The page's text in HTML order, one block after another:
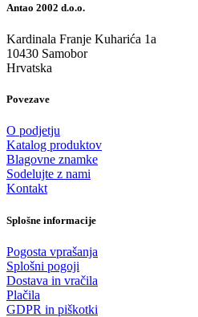
Antao 2002 d.o.o.
Kardinala Franje Kuharića 1a
10430 Samobor
Hrvatska
Povezave
O podjetju
Katalog produktov
Blagovne znamke
Sodelujte z nami
Kontakt
Splošne informacije
Pogosta vprašanja
Splošni pogoji
Dostava in vračila
Plačila
GDPR in piškotki